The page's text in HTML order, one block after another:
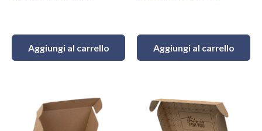
Aggiungi al carrello Aggiungi al carrello